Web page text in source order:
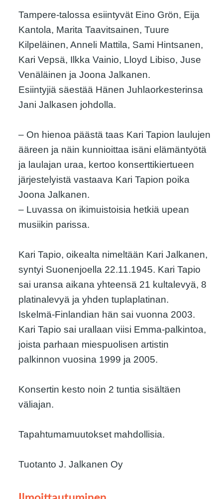
Tampere-talossa esiintyvät Eino Grön, Eija
Kantola, Marita Taavitsainen, Tuure
Kilpeläinen, Anneli Mattila, Sami Hintsanen,
Kari Vepsä, Ilkka Vainio, Lloyd Libiso, Juse
Venäläinen ja Joona Jalkanen.
Esiintyjiä säestää Hänen Juhlaorkesterinsa
Jani Jalkasen johdolla.
– On hienoa päästä taas Kari Tapion laulujen
ääreen ja näin kunnioittaa isäni elämäntyötä
ja laulajan uraa, kertoo konserttikiertueen
järjestelyistä vastaava Kari Tapion poika
Joona Jalkanen.
– Luvassa on ikimuistoisia hetkiä upean
musiikin parissa.
Kari Tapio, oikealta nimeltään Kari Jalkanen,
syntyi Suonenjoella 22.11.1945. Kari Tapio
sai uransa aikana yhteensä 21 kultalevyä, 8
platinalevyä ja yhden tuplaplatinan.
Iskelmä-Finlandian hän sai vuonna 2003.
Kari Tapio sai urallaan viisi Emma-palkintoa,
joista parhaan miespuolisen artistin
palkinnon vuosina 1999 ja 2005.
Konsertin kesto noin 2 tuntia sisältäen
väliajan.
Tapahtumamuutokset mahdollisia.
Tuotanto J. Jalkanen Oy